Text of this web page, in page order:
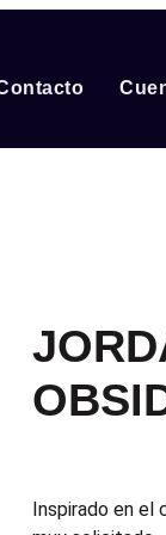
Inspirado en el